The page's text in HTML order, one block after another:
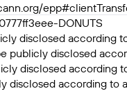
DONUTS
disclosed according
publicly disclosed
disclosed according
disclosed according to